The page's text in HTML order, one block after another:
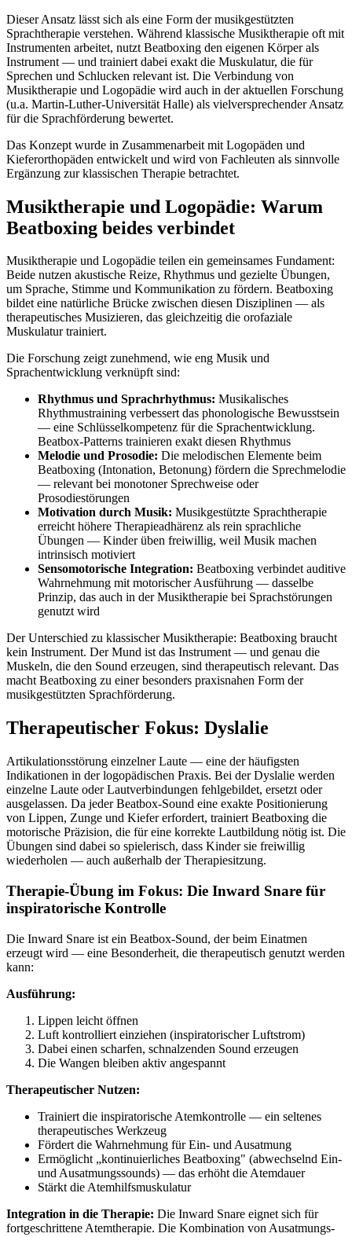
Dieser Ansatz lässt sich als eine Form der musikgestützten
Sprachtherapie verstehen. Während klassische Musiktherapie oft mit
Instrumenten arbeitet, nutzt Beatboxing den eigenen Körper als
Instrument — und trainiert dabei exakt die Muskulatur, die für
Sprechen und Schlucken relevant ist. Die Verbindung von
Musiktherapie und Logopädie wird auch in der aktuellen Forschung
(u.a. Martin-Luther-Universität Halle) als vielversprechender Ansatz
für die Sprachförderung bewertet.
Das Konzept wurde in Zusammenarbeit mit Logopäden und
Kieferorthopäden entwickelt und wird von Fachleuten als sinnvolle
Ergänzung zur klassischen Therapie betrachtet.
Musiktherapie und Logopädie: Warum
Beatboxing beides verbindet
Musiktherapie und Logopädie teilen ein gemeinsames Fundament:
Beide nutzen akustische Reize, Rhythmus und gezielte Übungen,
um Sprache, Stimme und Kommunikation zu fördern. Beatboxing
bildet eine natürliche Brücke zwischen diesen Disziplinen — als
therapeutisches Musizieren, das gleichzeitig die orofaziale
Muskulatur trainiert.
Die Forschung zeigt zunehmend, wie eng Musik und
Sprachentwicklung verknüpft sind:
Rhythmus und Sprachrhythmus: Musikalisches
Rhythmustraining verbessert das phonologische Bewusstsein
— eine Schlüsselkompetenz für die Sprachentwicklung.
Beatbox-Patterns trainieren exakt diesen Rhythmus
Melodie und Prosodie: Die melodischen Elemente beim
Beatboxing (Intonation, Betonung) fördern die Sprechmelodie
— relevant bei monotoner Sprechweise oder
Prosodiestörungen
Motivation durch Musik: Musikgestützte Sprachtherapie
erreicht höhere Therapieadhärenz als rein sprachliche
Übungen — Kinder üben freiwillig, weil Musik machen
intrinsisch motiviert
Sensomotorische Integration: Beatboxing verbindet auditive
Wahrnehmung mit motorischer Ausführung — dasselbe
Prinzip, das auch in der Musiktherapie bei Sprachstörungen
genutzt wird
Der Unterschied zu klassischer Musiktherapie: Beatboxing braucht
kein Instrument. Der Mund ist das Instrument — und genau die
Muskeln, die den Sound erzeugen, sind therapeutisch relevant. Das
macht Beatboxing zu einer besonders praxisnahen Form der
musikgestützten Sprachförderung.
Therapeutischer Fokus: Dyslalie
Artikulationsstörung einzelner Laute — eine der häufigsten
Indikationen in der logopädischen Praxis. Bei der Dyslalie werden
einzelne Laute oder Lautverbindungen fehlgebildet, ersetzt oder
ausgelassen. Da jeder Beatbox-Sound eine exakte Positionierung
von Lippen, Zunge und Kiefer erfordert, trainiert Beatboxing die
motorische Präzision, die für eine korrekte Lautbildung nötig ist. Die
Übungen sind dabei so spielerisch, dass Kinder sie freiwillig
wiederholen — auch außerhalb der Therapiesitzung.
Therapie-Übung im Fokus: Die Inward Snare für
inspiratorische Kontrolle
Die Inward Snare ist ein Beatbox-Sound, der beim Einatmen
erzeugt wird — eine Besonderheit, die therapeutisch genutzt werden
kann:
Ausführung:
Lippen leicht öffnen
Luft kontrolliert einziehen (inspiratorischer Luftstrom)
Dabei einen scharfen, schnalzenden Sound erzeugen
Die Wangen bleiben aktiv angespannt
Therapeutischer Nutzen:
Trainiert die inspiratorische Atemkontrolle — ein seltenes
therapeutisches Werkzeug
Fördert die Wahrnehmung für Ein- und Ausatmung
Ermöglicht „kontinuierliches Beatboxing" (abwechselnd Ein-
und Ausatmungssounds) — das erhöht die Atemdauer
Stärkt die Atemhilfsmuskulatur
Integration in die Therapie: Die Inward Snare eignet sich für
fortgeschrittene Atemtherapie. Die Kombination von Ausatmungs-